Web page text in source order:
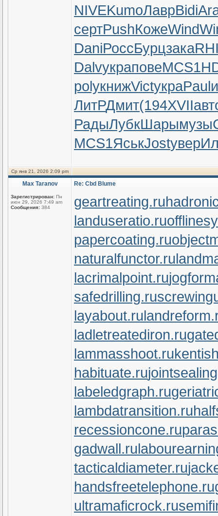
NIVEKumoЛаврBidi
сертPushКожеWind
DaniРоссБурцзака
DalvукраповеMCS1
polyкнижVictукраPaul
ЛитРДмит(194XVII
РадыЛубкШарымузы
MCS1ЯськJostувер
Ср янв 21, 2026 2:09 pm
Max Taranov
Зарегистрирован: Пн
июн 29, 2026 7:49 am
Сообщения: 384
Re: Cbd Blume
geartreating.ru
landuseratio.ru
papercoating.ru
naturalfunctor.ru
lacrimalpoint.ru
safedrilling.ru
layabout.ru
ladletreatediron.ru
lammasshoot.ru
habituate.ru
labeledgraph.ru
lambdatransition.ru
recessioncone.ru
gadwall.ru
tacticaldiameter.ru
handsfreetelephone.ru
ultramaficrock.ru